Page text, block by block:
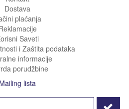
Dostava
plaćanja
Saveti
i Zaštita podataka
informacije
porudžbine
Mailing lista